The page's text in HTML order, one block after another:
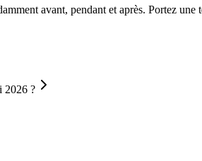
avant, pendant et après. Portez
2026 ?